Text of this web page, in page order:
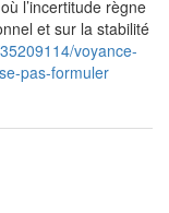
l’incertitude règne
et sur la stabilité
voyance-
pas-formuler